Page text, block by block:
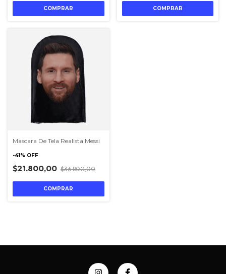
Mascara De Tela Realista Messi
-41% OFF
$21.800,00 $36.800,00